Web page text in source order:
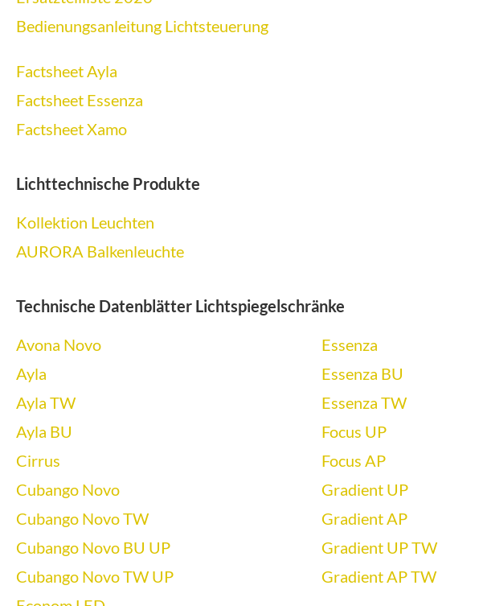
Bedienungsanleitung Lichtsteuerung
Factsheet Ayla
Factsheet Essenza
Factsheet Xamo
Lichttechnische Produkte
Kollektion Leuchten
AURORA Balkenleuchte
Technische Datenblätter Lichtspiegelschränke
Avona Novo
Ayla
Ayla TW
Ayla BU
Cirrus
Cubango Novo
Cubango Novo TW
Cubango Novo BU UP
Cubango Novo TW UP
Essenza
Essenza BU
Essenza TW
Focus UP
Focus AP
Gradient UP
Gradient AP
Gradient UP TW
Gradient AP TW